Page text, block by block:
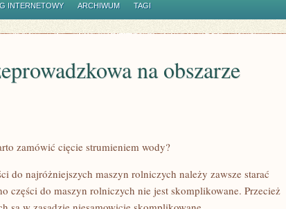
INTERNETOWY ARCHIWUM TAGI
na obszarze
zamówić cięcie strumieniem wody?
do najróżniejszych maszyn rolniczych należy zawsze starać
części do maszyn rolniczych nie jest skomplikowane. Przecież